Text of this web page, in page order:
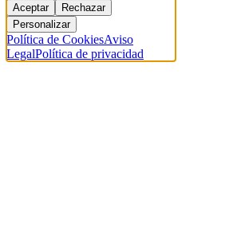
Aceptar
Rechazar
Personalizar
Política de CookiesAviso
LegalPolítica de privacidad